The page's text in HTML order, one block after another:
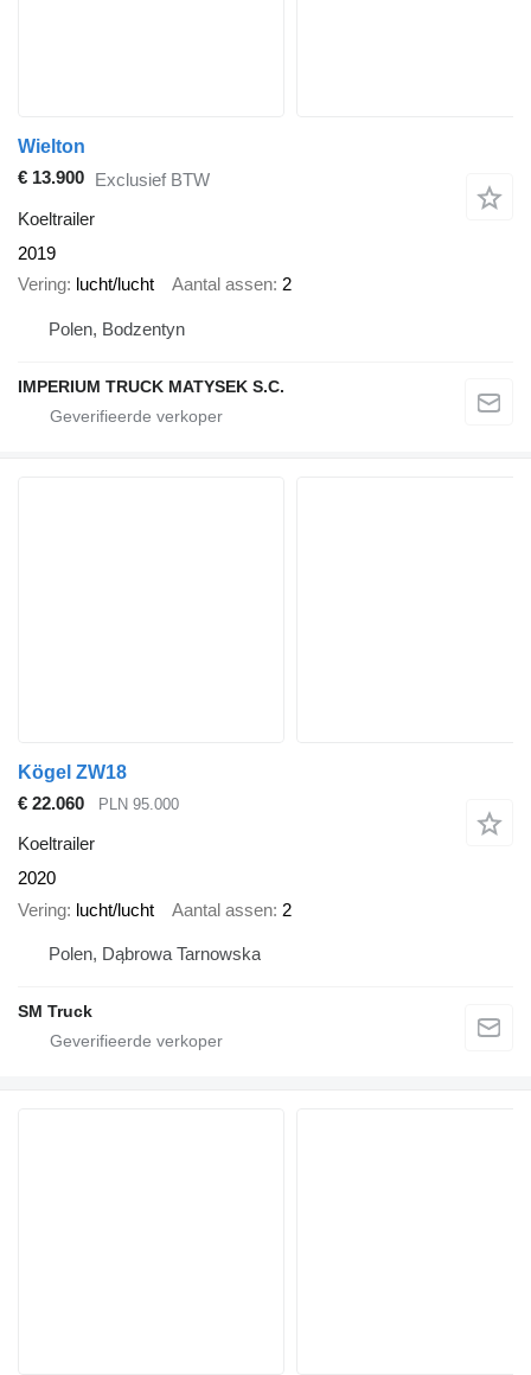
Wielton
€ 13.900 Exclusief BTW
Koeltrailer
2019
Vering lucht/lucht Aantal assen 2
Polen, Bodzentyn
IMPERIUM TRUCK MATYSEK S.C.
Kögel ZW18
€ 22.060
PLN 95.000
Koeltrailer
2020
Vering lucht/lucht Aantal assen 2
Polen, Dąbrowa Tarnowska
SM Truck